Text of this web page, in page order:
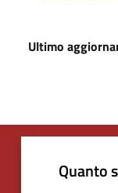
Ultimo
Quanto